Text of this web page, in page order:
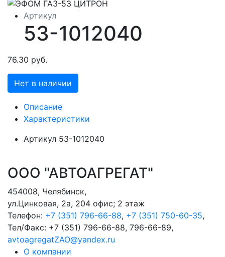
Артикул
53-1012040
76.30 руб.
Нет в наличии
Описание
Характеристики
Артикул 53-1012040
ООО "АВТОАГРЕГАТ"
454008, Челябинск,
ул.Цинковая, 2а, 204 офис; 2 этаж
Телефон: +7 (351) 796-66-88, +7 (351) 750-60-35,
Тел/Факс: +7 (351) 796-66-88, 796-66-89,
avtoagregatZAO@yandex.ru
О компании